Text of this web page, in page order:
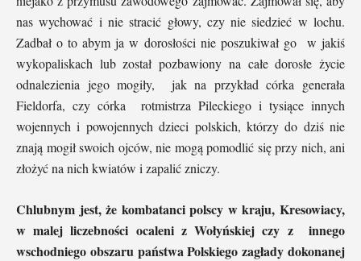
nas wychować i nie stracić głowy, czy nie siedzieć w lochu.
Zadbał o to abym ja w dorosłości nie poszukiwał go w jakiś
wykopaliskach lub został pozbawiony na całe dorosłe życie
odnalezienia jego mogiły, jak na przykład córka generała
Fieldorfa, czy córka rotmistrza Pileckiego i tysiące innych
wojennych i powojennych dzieci polskich, którzy do dziś nie
znają mogił swoich ojców, nie mogą pomodlić się przy nich, ani
złożyć na nich kwiatów i zapalić zniczy.
Chlubnym jest, że kombatanci polscy w kraju, Kresowiacy,
w malej liczebności ocaleni z Wołyńskiej czy z innego
wschodniego obszaru państwa Polskiego zagłady dokonanej